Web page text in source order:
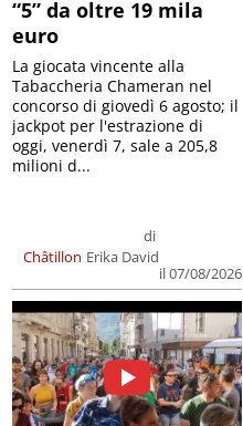
“5” da oltre 19 mila
euro
Châtillon
di
Erika David
il 07/08/2026
La giocata vincente alla
Tabaccheria Chameran nel
concorso di giovedì 6 agosto; il
jackpot per l'estrazione di
oggi, venerdì 7, sale a 205,8
milioni d...